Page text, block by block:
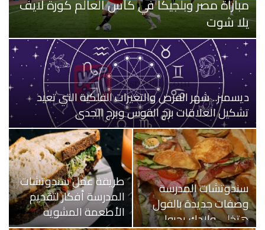
مباراة مصر وبلجيكا في كأس العالم كورة لايف
يلا شوت
ديسمبر.. شهر الفرص والتغيرات الفلكية التي تعيد
تشكيل العلاقات برج القوس وبرج الجدي
سندوتشات المدرسة
وصفات جديدة بالفول
هتخلي ولادك يحبوا…
طريقة عمل سندوتشات
المدرسة أفكار لتقديم
الأطعمة المشوية